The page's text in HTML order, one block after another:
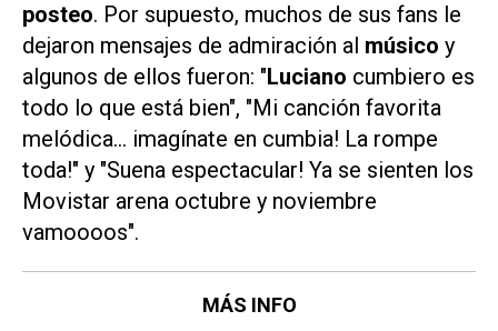
posteo. Por supuesto, muchos de sus fans le
dejaron mensajes de admiración al músico y
algunos de ellos fueron: "Luciano cumbiero es
todo lo que está bien", "Mi canción favorita
melódica... imagínate en cumbia! La rompe
toda!" y "Suena espectacular! Ya se sienten los
Movistar arena octubre y noviembre
vamoooos".
MÁS INFO